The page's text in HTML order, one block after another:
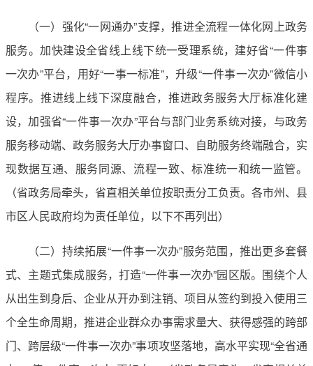
（一）强化“一网通办”支撑，推进全流程一体化网上政务
服务。加快建设全省线上线下统一受理系统，建好省“一件事
一次办”平台，用好“一事一标准”，升级“一件事一次办”微信小
程序。推进线上线下深度融合，推进政务服务大厅标准化建
设，加强省“一件事一次办”平台与部门业务系统对接，与政务
服务移动端、政务服务大厅办事窗口、自助服务终端融合，实
现数据互通、服务同源、流程一致、标准统一和统一监管。
（省政务局牵头，省直相关单位按职责分工负责。各市州、县
市区人民政府均为责任单位，以下不再列出）
（二）持续拓展“一件事一次办”服务范围，推出更多套餐
式、主题式集成服务，打造“一件事一次办”园区版。围绕个人
从出生到身后、企业从开办到注销、项目从签约到投入使用三
个全生命周期，推进企业群众办事需求量大、获得感强的跨部
门、跨层级“一件事一次办”事项攻坚落地，高水平实现“全省通